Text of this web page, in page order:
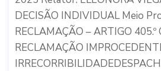
DECISÃO INDIVIDUAL Meio
RECLAMAÇÃO – ARTIGO 405.º
RECLAMAÇÃO